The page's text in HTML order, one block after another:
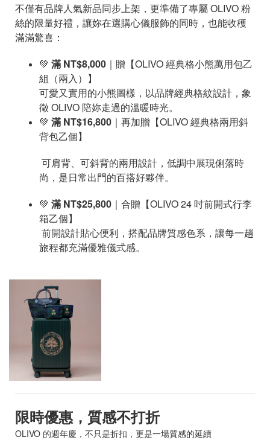
不僅有品牌人氣新品同步上架，更準備了專屬 OLIVO 粉
絲的限量好禮，讓妳在選購心儀服飾的同時，也能收穫
滿滿驚喜：
💚 滿 NT$8,000 ｜贈【OLIVO 經典格小熊萬用包乙
組（兩入）】
可愛又實用的小熊圖樣，以品牌經典格紋設計，象
徵 OLIVO 陪妳走過的溫暖時光。
💚 滿 NT$16,800 ｜再加贈【OLIVO 經典格兩用斜
背包乙個】
可肩背、可斜背的兩用設計，低調中展現俐落時
尚，是日常出門的百搭好夥伴。
💚 滿 NT$25,800 ｜合贈【OLIVO 24 吋前開式行李
箱乙個】
前開設計貼心便利，搭配品牌質感色系，讓每一趟
旅程都充滿優雅儀式感。
限時優惠，質感不打折
OLIVO 的週年慶，不只是折扣，更是一場質感的延續